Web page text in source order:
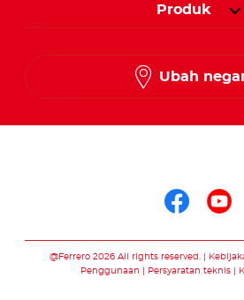
Produk
Ubah
@Ferrero 2026 All rights reserved.
Penggunaan
Persyaratan teknis